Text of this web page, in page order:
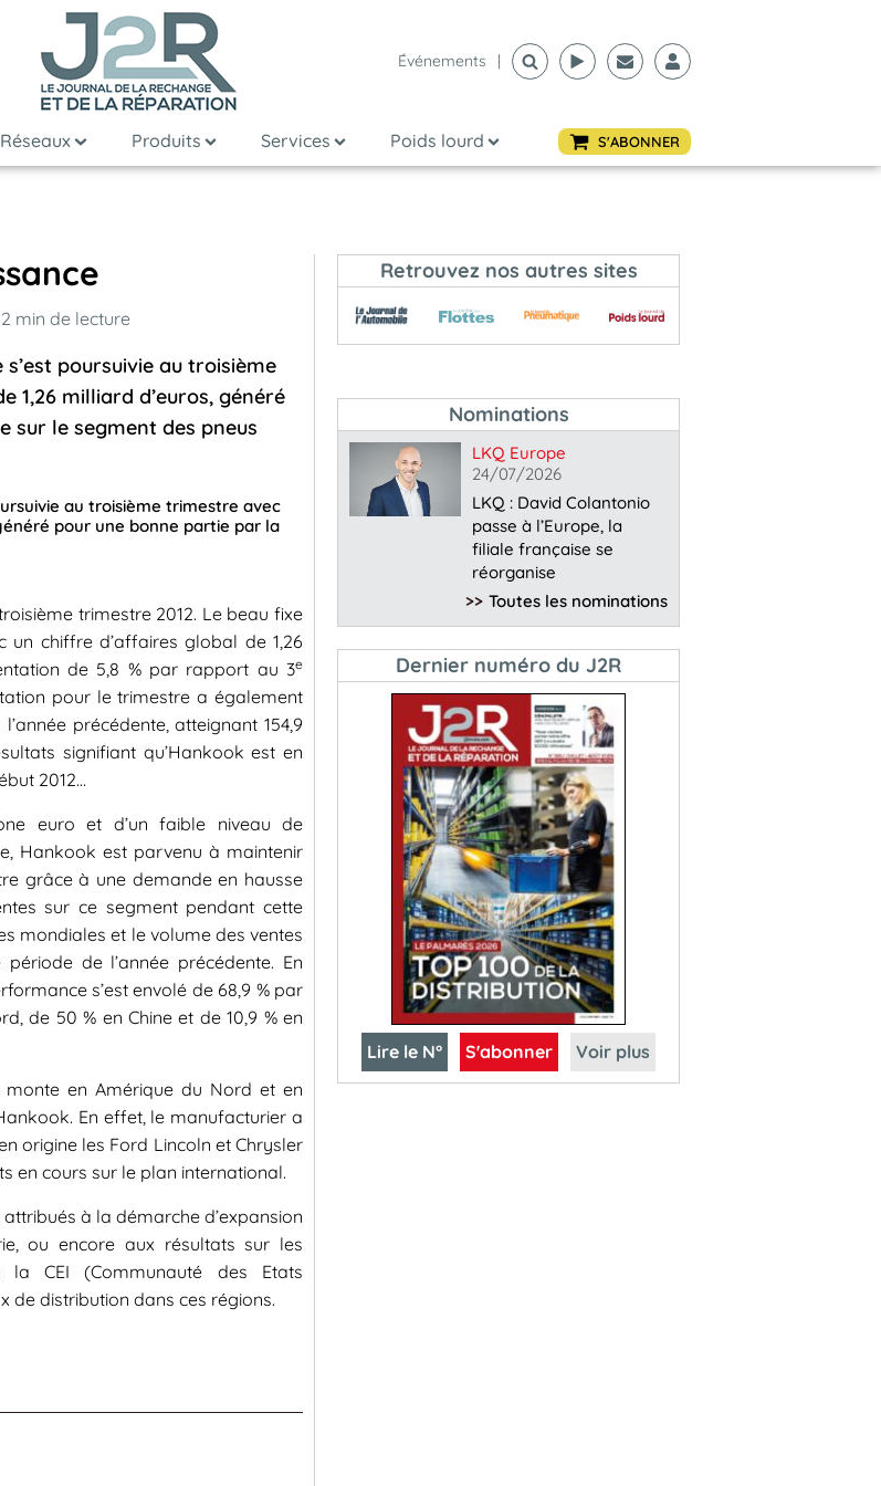
Événements |
Réseaux Produits Services Poids lourd S'ABONNER
2 min de lecture
poursuivie au troisième
1,26 milliard d’euros, généré
sur le segment des pneus
au troisième trimestre avec
pour une bonne partie par la
trimestre 2012. Le beau fixe
chiffre d’affaires global de 1,26
de 5,8 % par rapport au 3e
pour le trimestre a également
précédente, atteignant 154,9
signifiant qu’Hankook est en
2012…
euro et d’un faible niveau de
Hankook est parvenu à maintenir
grâce à une demande en hausse
sur ce segment pendant cette
mondiales et le volume des ventes
de l’année précédente. En
s’est envolé de 68,9 % par
de 50 % en Chine et de 10,9 % en
monte en Amérique du Nord et en
En effet, le manufacturier a
origine les Ford Lincoln et Chrysler
en cours sur le plan international.
à la démarche d’expansion
ou encore aux résultats sur les
CEI (Communauté des Etats
de distribution dans ces régions.
Retrouvez nos autres sites
Nominations
LKQ Europe
24/07/2026
LKQ : David Colantonio
passe à l’Europe, la
filiale française se
réorganise
>> Toutes les nominations
Dernier numéro du J2R
Lire le N° S'abonner Voir plus